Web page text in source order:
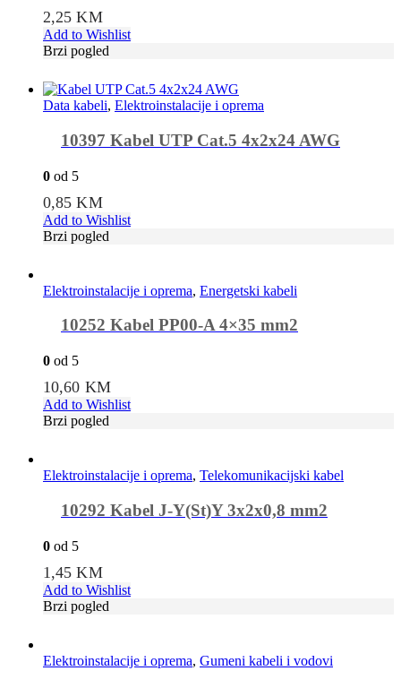
2,25KM
Add to Wishlist
Brzi pogled
Data kabeli, Elektroinstalacije i oprema
10397 Kabel UTP Cat.5 4x2x24 AWG
0 od 5
0,85KM
Add to Wishlist
Brzi pogled
Elektroinstalacije i oprema, Energetski kabeli
10252 Kabel PP00-A 4×35 mm2
0 od 5
10,60 KM
Add to Wishlist
Brzi pogled
Elektroinstalacije i oprema, Telekomunikacijski kabel
10292 Kabel J-Y(St)Y 3x2x0,8 mm2
0 od 5
1,45KM
Add to Wishlist
Brzi pogled
Elektroinstalacije i oprema, Gumeni kabeli i vodovi